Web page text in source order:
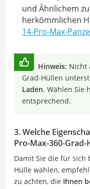
und Ähnlichem
herkömmlichen
14-Pro-Max-
Hinweis: Nicht
Grad-Hüllen
Laden. Wählen Sie
entsprechend.
3. Welche
Pro-Max-360-
Damit Sie die für sich
Hülle wählen,
zu achten, die Ihnen